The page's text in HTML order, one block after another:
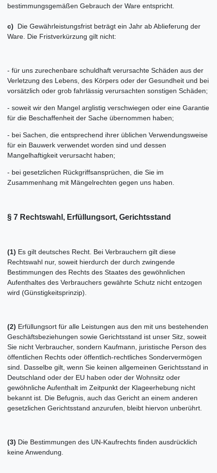
bestimmungsgemäßen Gebrauch der Ware entspricht.
c) Die Gewährleistungsfrist beträgt ein Jahr ab Ablieferung der
Ware. Die Fristverkürzung gilt nicht:
- für uns zurechenbare schuldhaft verursachte Schäden aus der
Verletzung des Lebens, des Körpers oder der Gesundheit und bei
vorsätzlich oder grob fahrlässig verursachten sonstigen Schäden;
- soweit wir den Mangel arglistig verschwiegen oder eine Garantie
für die Beschaffenheit der Sache übernommen haben;
- bei Sachen, die entsprechend ihrer üblichen Verwendungsweise
für ein Bauwerk verwendet worden sind und dessen
Mangelhaftigkeit verursacht haben;
- bei gesetzlichen Rückgriffsansprüchen, die Sie im
Zusammenhang mit Mängelrechten gegen uns haben.
§ 7 Rechtswahl, Erfüllungsort, Gerichtsstand
(1) Es gilt deutsches Recht. Bei Verbrauchern gilt diese
Rechtswahl nur, soweit hierdurch der durch zwingende
Bestimmungen des Rechts des Staates des gewöhnlichen
Aufenthaltes des Verbrauchers gewährte Schutz nicht entzogen
wird (Günstigkeitsprinzip).
(2) Erfüllungsort für alle Leistungen aus den mit uns bestehenden
Geschäftsbeziehungen sowie Gerichtsstand ist unser Sitz, soweit
Sie nicht Verbraucher, sondern Kaufmann, juristische Person des
öffentlichen Rechts oder öffentlich-rechtliches Sondervermögen
sind. Dasselbe gilt, wenn Sie keinen allgemeinen Gerichtsstand in
Deutschland oder der EU haben oder der Wohnsitz oder
gewöhnliche Aufenthalt im Zeitpunkt der Klageerhebung nicht
bekannt ist. Die Befugnis, auch das Gericht an einem anderen
gesetzlichen Gerichtsstand anzurufen, bleibt hiervon unberührt.
(3) Die Bestimmungen des UN-Kaufrechts finden ausdrücklich
keine Anwendung.